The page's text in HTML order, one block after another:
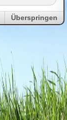
Überspringen